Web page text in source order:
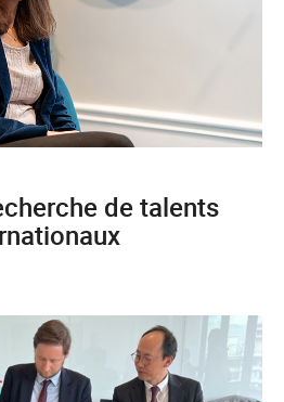
de talents